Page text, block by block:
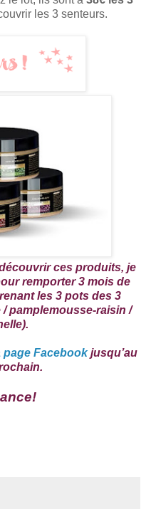
les 3 senteurs.
ces produits, je
remporter 3 mois de
les 3 pots des 3
pamplemousse-raisin /
page Facebookjusqu’au